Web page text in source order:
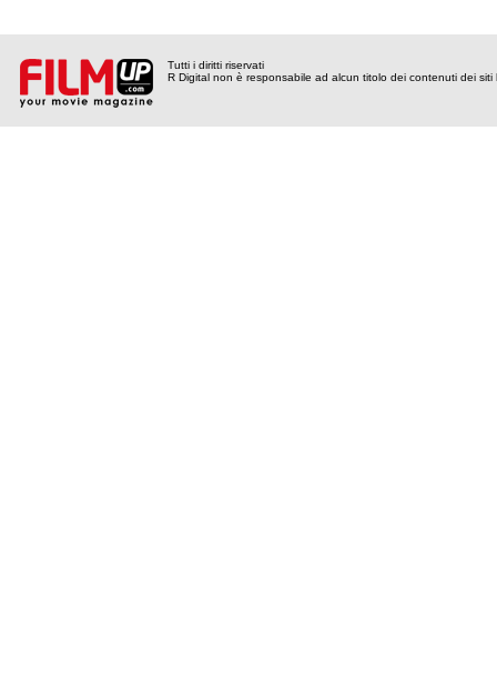
Tutti i diritti riservati
R Digital non è responsabile ad alcun titolo dei contenuti dei siti